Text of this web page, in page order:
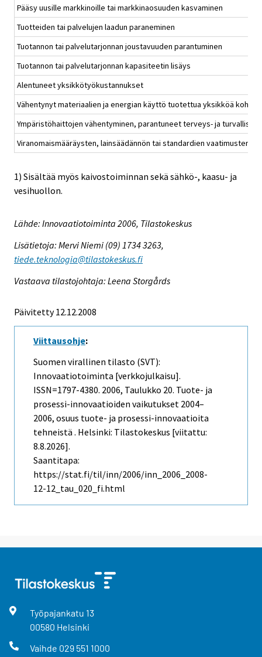
Pääsy uusille markkinoille tai markkinaosuuden kasvaminen
Tuotteiden tai palvelujen laadun paraneminen
Tuotannon tai palvelutarjonnan joustavuuden parantuminen
Tuotannon tai palvelutarjonnan kapasiteetin lisäys
Alentuneet yksikkötyökustannukset
Vähentynyt materiaalien ja energian käyttö tuotettua yksikköä kohden
Ympäristöhaittojen vähentyminen, parantuneet terveys- ja
Viranomaismääräysten, lainsäädännön tai standardien vaatimusten
1) Sisältää myös kaivostoiminnan sekä sähkö-, kaasu- ja
vesihuollon.
Lähde: Innovaatiotoiminta 2006, Tilastokeskus
Lisätietoja: Mervi Niemi (09) 1734 3263,
tiede.teknologia@tilastokeskus.fi
Vastaava tilastojohtaja: Leena Storgårds
Päivitetty 12.12.2008
Viittausohje:
Suomen virallinen tilasto (SVT):
Innovaatiotoiminta [verkkojulkaisu].
ISSN=1797-4380. 2006, Taulukko 20. Tuote- ja
prosessi-innovaatioiden vaikutukset 2004–
2006, osuus tuote- ja prosessi-innovaatioita
tehneistä . Helsinki: Tilastokeskus [viitattu:
8.8.2026].
Saantitapa:
https://stat.fi/til/inn/2006/inn_2006_2008-
12-12_tau_020_fi.html
Työpajankatu 13
00580 Helsinki
Vaihde 029 551 1000